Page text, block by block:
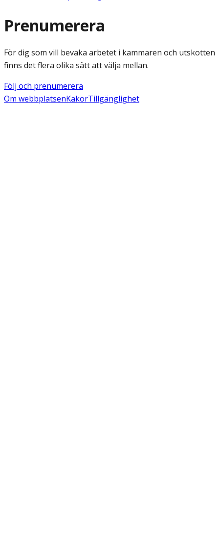
Prenumerera
För dig som vill bevaka arbetet i kammaren och utskotten
finns det flera olika sätt att välja mellan.
Följ och prenumerera
Om webbplatsenKakorTillgänglighet